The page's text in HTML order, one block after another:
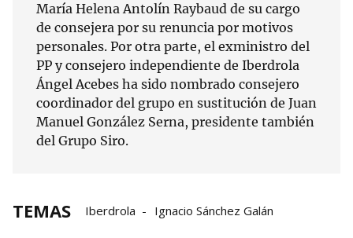
María Helena Antolín Raybaud de su cargo
de consejera por su renuncia por motivos
personales. Por otra parte, el exministro del
PP y consejero independiente de Iberdrola
Ángel Acebes ha sido nombrado consejero
coordinador del grupo en sustitución de Juan
Manuel González Serna, presidente también
del Grupo Siro.
TEMAS Iberdrola Ignacio Sánchez Galán